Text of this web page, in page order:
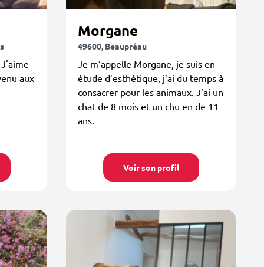
aux
Morgane
49600, Beaupréau
Je m’appelle Morgane, je suis en
étude d’esthétique, j’ai du temps à
consacrer pour les animaux. J’ai un
chat de 8 mois et un chu en de 11
ans.
Voir son profil